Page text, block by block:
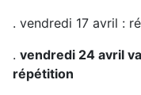
. vendredi 17 avril :
. vendredi 24 avril
répétition